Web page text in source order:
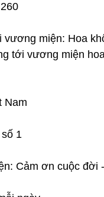
miện: Hoa
tới vương miện
Nam
1
Cảm ơn cuộc đời